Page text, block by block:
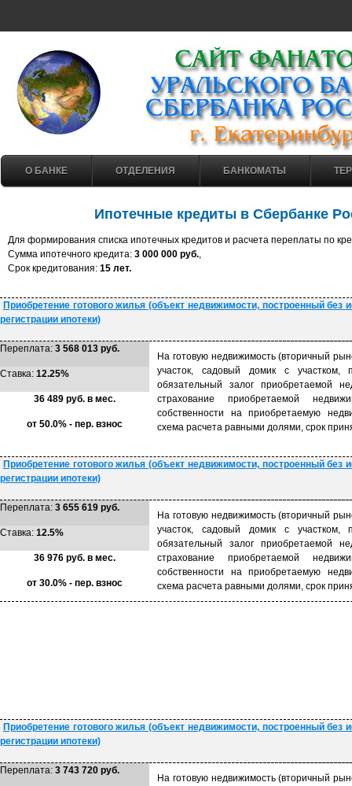
О БАНКЕ ОТДЕЛЕНИЯ БАНКОМАТЫ
Ипотечные кредиты в Сбербанке
Для формирования списка ипотечных кредитов и расчета переплаты по
Cумма ипотечного кредита: 3 000 000 руб.,
Cрок кредитования: 15 лет.
Приобретение готового жилья (объект недвижимости, построенный без
регистрации ипотеки)
Переплата: 3 568 013 руб.
На готовую недвижимость (вторичный
участок, садовый домик с участком,
обязательный залог приобретаемой
страхование приобретаемой
собственности на приобретаемую
схема расчета равными долями, срок
Ставка: 12.25%
36 489 руб. в мес.
от 50.0% - пер. взнос
Приобретение готового жилья (объект недвижимости, построенный без
регистрации ипотеки)
Переплата: 3 655 619 руб.
На готовую недвижимость (вторичный
участок, садовый домик с участком,
обязательный залог приобретаемой
страхование приобретаемой
собственности на приобретаемую
схема расчета равными долями, срок
Ставка: 12.5%
36 976 руб. в мес.
от 30.0% - пер. взнос
Приобретение готового жилья (объект недвижимости, построенный без
регистрации ипотеки)
Переплата: 3 743 720 руб.
На готовую недвижимость (вторичный